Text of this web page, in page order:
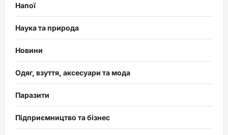
Напої
Наука та природа
Новини
Одяг, взуття, аксесуари та мода
Паразити
Підприємництво та бізнес